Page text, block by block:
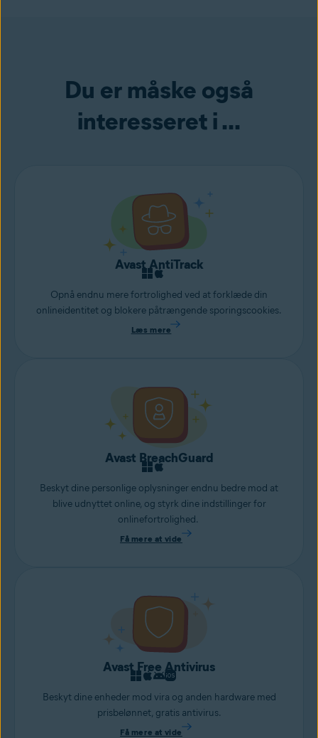
Du er måske også
interesseret i ...
Avast AntiTrack
Opnå endnu mere fortrolighed ved at forklæde din
onlineidentitet og blokere påtrængende sporingscookies.
Læs mere
Avast BreachGuard
Beskyt dine personlige oplysninger endnu bedre mod at
blive udnyttet online, og styrk dine indstillinger for
onlinefortrolighed.
Få mere at vide
Avast Free Antivirus
Beskyt dine enheder mod vira og anden hardware med
prisbelønnet, gratis antivirus.
Få mere at vide